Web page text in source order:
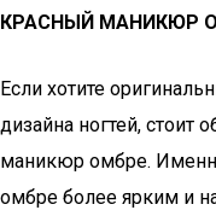
КРАСНЫЙ МАНИКЮР
Если хотите
дизайна ногтей, стоит
маникюр омбре.
омбре более ярким и